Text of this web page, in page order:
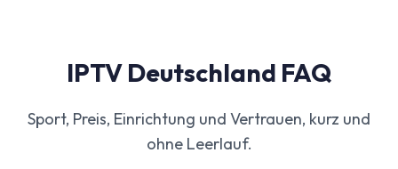
IPTV Deutschland FAQ
Sport, Preis, Einrichtung und Vertrauen, kurz und
ohne Leerlauf.